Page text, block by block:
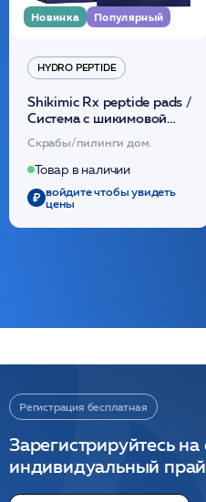
Новинка Популярный
HYDRO PEPTIDE
Shikimic Rx peptide pads /
Cистема с шикимовой
кислотой обновляющая
(30шт) /HP
Скрабы/пилинги дом.
Товар в наличии
войдите чтобы увидеть
цены
Регистрация бесплатная
Зарегистрируйтесь
индивидуальный